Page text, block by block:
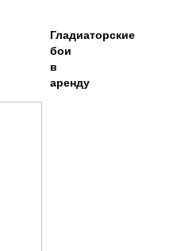
Гладиаторские
бои
в
аренду